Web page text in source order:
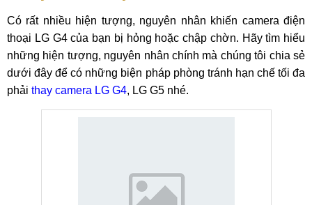
Có rất nhiều hiện tượng, nguyên nhân khiến camera điện
thoại LG G4 của bạn bị hỏng hoặc chập chờn. Hãy tìm hiểu
những hiện tượng, nguyên nhân chính mà chúng tôi chia sẻ
dưới đây để có những biện pháp phòng tránh hạn chế tối đa
phải thay camera LG G4, LG G5 nhé.